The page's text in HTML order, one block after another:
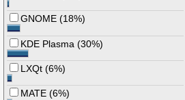
GNOME (18%)
KDE Plasma (30%)
LXQt (6%)
MATE (6%)